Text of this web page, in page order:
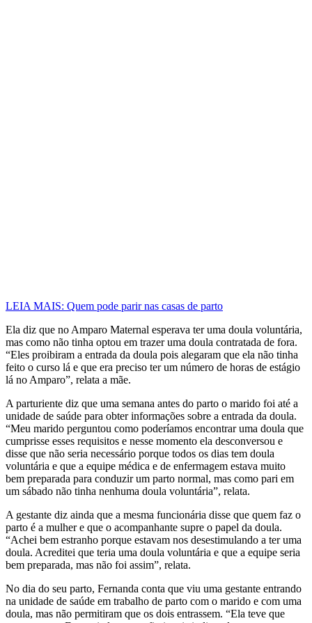
LEIA MAIS: Quem pode parir nas casas de parto
Ela diz que no Amparo Maternal esperava ter uma doula voluntária,
mas como não tinha optou em trazer uma doula contratada de fora.
“Eles proibiram a entrada da doula pois alegaram que ela não tinha
feito o curso lá e que era preciso ter um número de horas de estágio
lá no Amparo”, relata a mãe.
A parturiente diz que uma semana antes do parto o marido foi até a
unidade de saúde para obter informações sobre a entrada da doula.
“Meu marido perguntou como poderíamos encontrar uma doula que
cumprisse esses requisitos e nesse momento ela desconversou e
disse que não seria necessário porque todos os dias tem doula
voluntária e que a equipe médica e de enfermagem estava muito
bem preparada para conduzir um parto normal, mas como pari em
um sábado não tinha nenhuma doula voluntária”, relata.
A gestante diz ainda que a mesma funcionária disse que quem faz o
parto é a mulher e que o acompanhante supre o papel da doula.
“Achei bem estranho porque estavam nos desestimulando a ter uma
doula. Acreditei que teria uma doula voluntária e que a equipe seria
bem preparada, mas não foi assim”, relata.
No dia do seu parto, Fernanda conta que viu uma gestante entrando
na unidade de saúde em trabalho de parto com o marido e com uma
doula, mas não permitiram que os dois entrassem. “Ela teve que